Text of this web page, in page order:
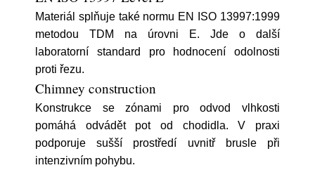
Materiál splňuje také normu EN ISO 13997:1999
metodou TDM na úrovni E. Jde o další
laboratorní standard pro hodnocení odolnosti
proti řezu.
Chimney construction
Konstrukce se zónami pro odvod vlhkosti
pomáhá odvádět pot od chodidla. V praxi
podporuje sušší prostředí uvnitř brusle při
intenzivním pohybu.